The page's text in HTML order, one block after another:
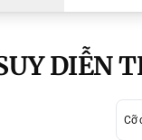
DIỄN
Cỡ